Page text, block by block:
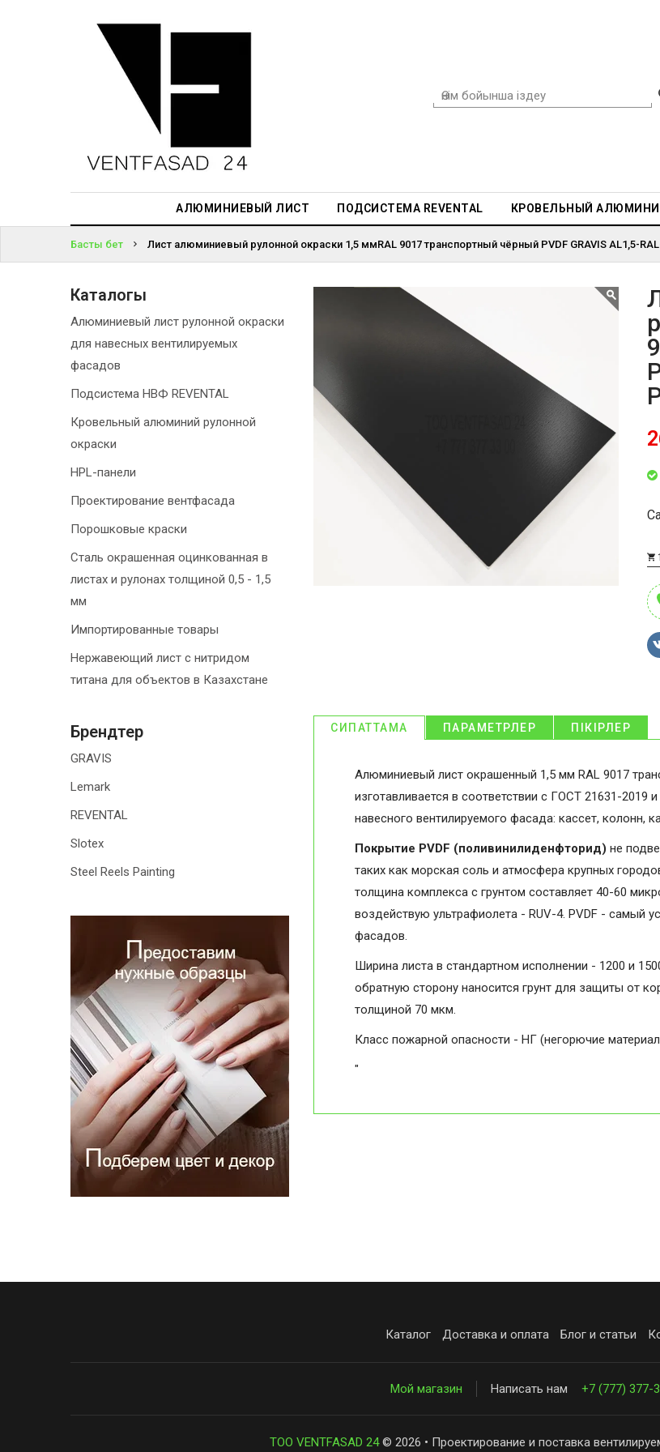
АЛЮМИНИЕВЫЙ ЛИСТ ПОДСИСТЕМА REVENTAL КРОВЕЛЬНЫЙ
АЛЮМИНИЕВЫЙ
ПРОЕКТИРОВАНИЕ
КІРІҢІЗ
ПАРОЛЬДІ
БА?
Басты бет Лист алюминиевый рулонной окраски 1,5 ммRAL 9017 транспортный чёрный PVDF GRAVIS AL1,5-
СИПАТТАМА ПАРАМЕТРЛЕР ПІКІРЛЕР
Алюминиевый лист окрашенный 1,5 мм RAL 9017
изготавливается в соответствии с ГОСТ 21631-2019
навесного вентилируемого фасада: кассет, колонн,
Покрытие PVDF (поливинилиденфторид) не
таких как морская соль и атмосфера крупных
толщина комплекса с грунтом составляет 40-60
воздействую ультрафиолета - RUV-4. PVDF - самый
фасадов.
Ширина листа в стандартном исполнении - 1200 и
обратную сторону наносится грунт для защиты от
толщиной 70 мкм.
Класс пожарной опасности - НГ (негорючие
"
Каталогы
Алюминиевый лист рулонной окраски
для навесных вентилируемых
фасадов
Подсистема НВФ REVENTAL
Кровельный алюминий рулонной
окраски
HPL-панели
Проектирование вентфасада
Порошковые краски
Сталь окрашенная оцинкованная в
листах и рулонах толщиной 0,5 - 1,5
мм
Импортированные товары
Нержавеющий лист с нитридом
титана для объектов в Казахстане
Брендтер
GRAVIS
Lemark
REVENTAL
Slotex
Steel Reels Painting
Каталог Доставка и оплата Блог и статьи
Мой магазин Написать нам +7 (777) 377-
ТОО VENTFASAD 24© 2026 • Проектирование и поставка